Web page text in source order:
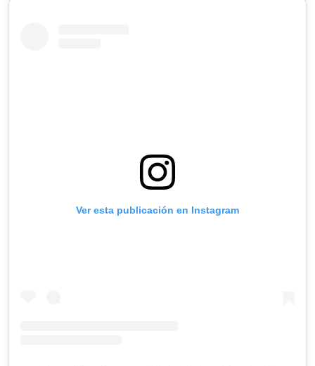
Ver esta publicación en Instagram